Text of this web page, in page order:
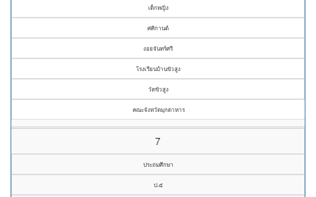
เด็กหญิง
ศศิกานต์
งอยจันทร์ศรี
โรงเรียนบ้านขัวสูง
วัดขัวสูง
คณะจังหวัดมุกดาหาร
7
ประถมศึกษา
ป.๕